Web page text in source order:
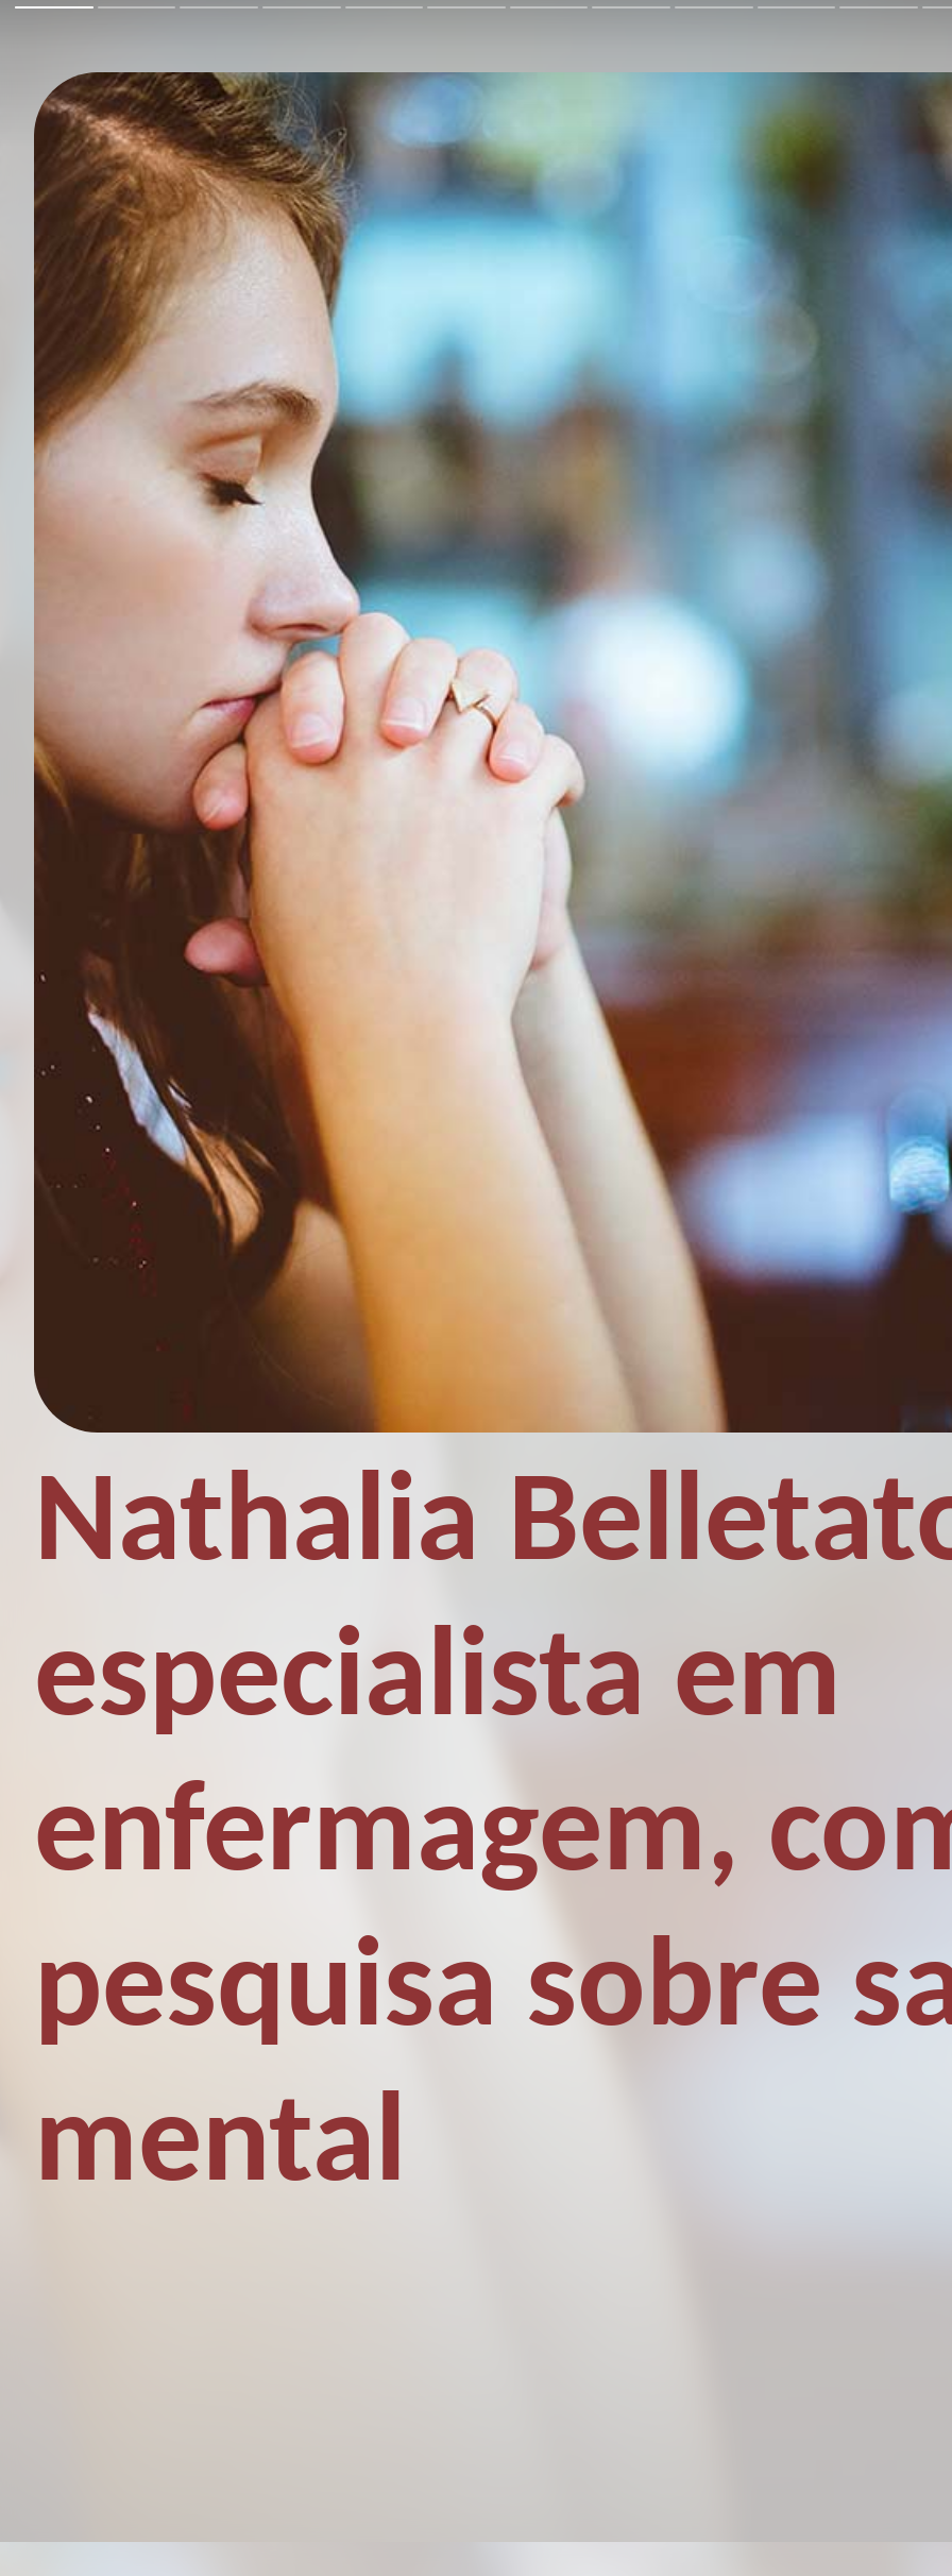
Nathalia
especialista em
enfermagem,
pesquisa sobre
mental